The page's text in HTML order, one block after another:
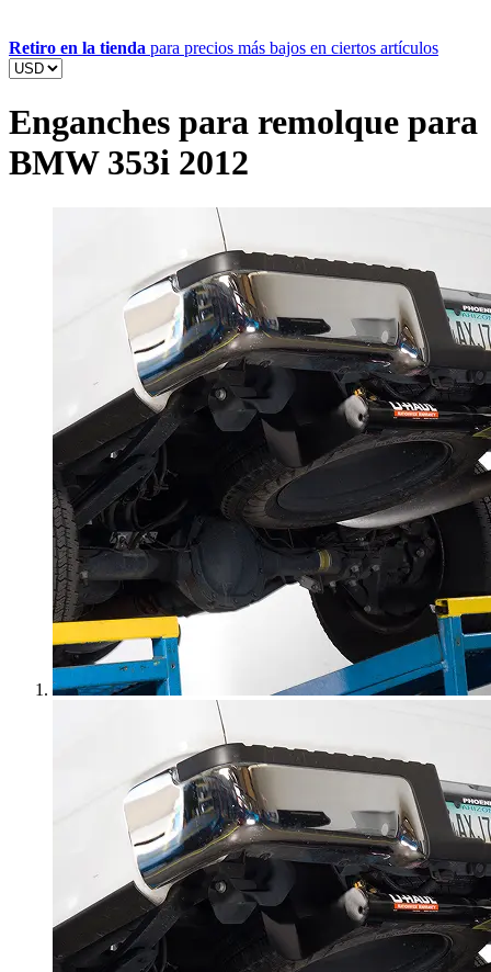
Retiro en la tienda para precios más bajos en ciertos artículos
Enganches para remolque para
BMW 353i 2012